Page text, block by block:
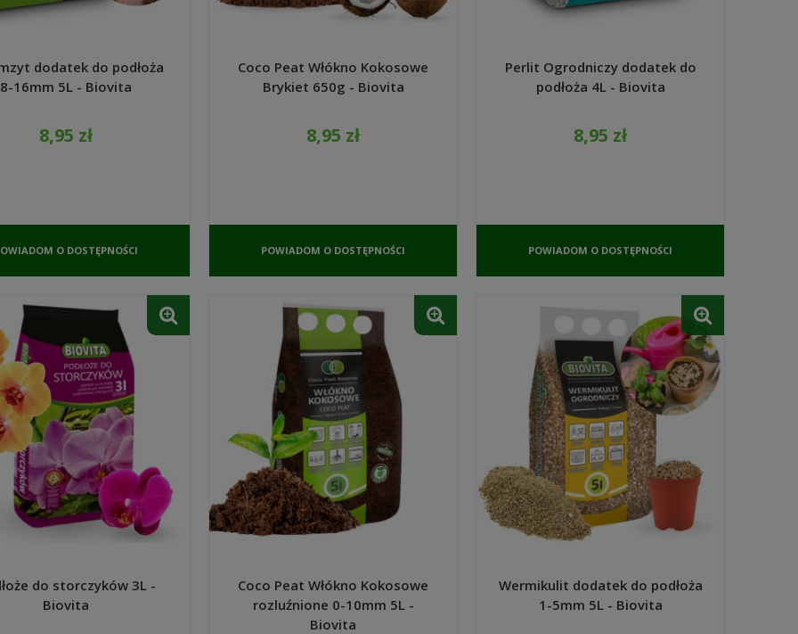
dodatek do podłoża
8-16mm 5L - Biovita
8,95 zł
O DOSTĘPNOŚCI
Coco Peat Włókno Kokosowe
Brykiet 650g - Biovita
8,95 zł
POWIADOM O DOSTĘPNOŚCI
Perlit Ogrodniczy dodatek do
podłoża 4L - Biovita
8,95 zł
POWIADOM O DOSTĘPNOŚCI
do storczyków 3L -
Biovita
Coco Peat Włókno Kokosowe
rozluźnione 0-10mm 5L -
Biovita
Wermikulit dodatek do podłoża
1-5mm 5L - Biovita